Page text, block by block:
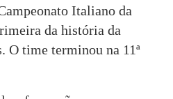
Italiano da
da história da
O time terminou na 11ª